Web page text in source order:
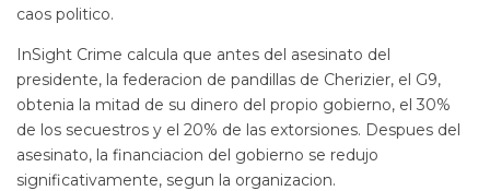
caos politico.
InSight Crime calcula que antes del asesinato del
presidente, la federacion de pandillas de Cherizier, el G9,
obtenia la mitad de su dinero del propio gobierno, el 30%
de los secuestros y el 20% de las extorsiones. Despues del
asesinato, la financiacion del gobierno se redujo
significativamente, segun la organizacion.